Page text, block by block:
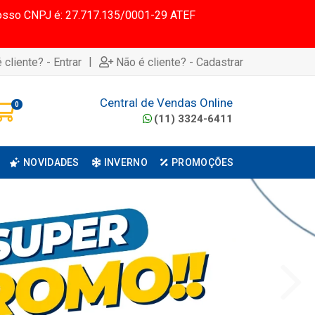
CNPJ é: 27.717.135/0001-29 ATEF
cliente? - Entrar | Não é cliente? - Cadastrar
0 Central de Vendas Online
(11) 3324-6411
NOVIDADES INVERNO PROMOÇÕES